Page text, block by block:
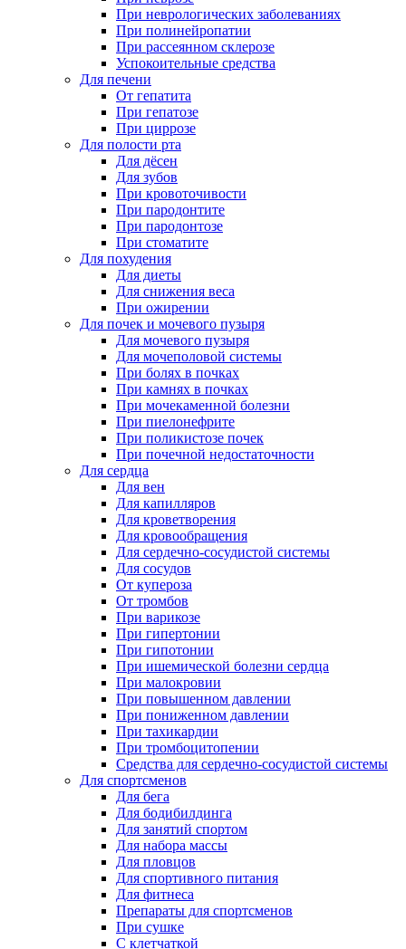
При неврологических заболеваниях
При полинейропатии
При рассеянном склерозе
Успокоительные средства
Для печени
От гепатита
При гепатозе
При циррозе
Для полости рта
Для дёсен
Для зубов
При кровоточивости
При пародонтите
При пародонтозе
При стоматите
Для похудения
Для диеты
Для снижения веса
При ожирении
Для почек и мочевого пузыря
Для мочевого пузыря
Для мочеполовой системы
При болях в почках
При камнях в почках
При мочекаменной болезни
При пиелонефрите
При поликистозе почек
При почечной недостаточности
Для сердца
Для вен
Для капилляров
Для кроветворения
Для кровообращения
Для сердечно-сосудистой системы
Для сосудов
От купероза
От тромбов
При варикозе
При гипертонии
При гипотонии
При ишемической болезни сердца
При малокровии
При повышенном давлении
При пониженном давлении
При тахикардии
При тромбоцитопении
Средства для сердечно-сосудистой системы
Для спортсменов
Для бега
Для бодибилдинга
Для занятий спортом
Для набора массы
Для пловцов
Для спортивного питания
Для фитнеса
Препараты для спортсменов
При сушке
С клетчаткой